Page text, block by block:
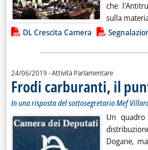
che
sulla
Lista allegati PDF alla notizia
DL Crescita Camera
24/06/2019 - Attività Parlamentare
Frodi carburanti, il
In una risposta del sottosegretario Mef
Un
Dogane,